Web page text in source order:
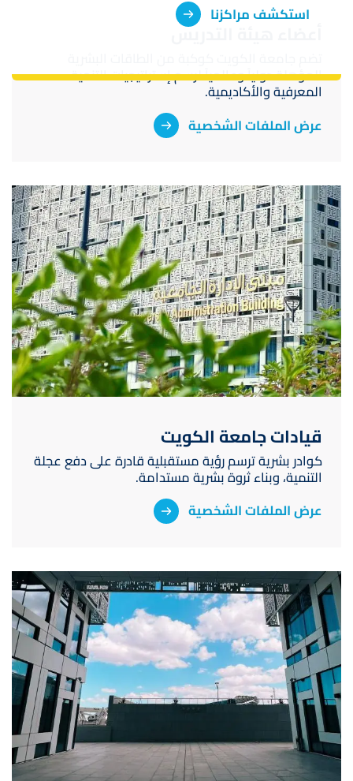
استكشف مراكزنا
أعضاء هيئة التدريس
المؤهلة دولياً وعالمياً لرسم إستراتيجيات التنمية
المعرفية والأكاديمية.
عرض الملفات الشخصية
صورة
قيادات جامعة الكويت
كوادر بشرية ترسم رؤية مستقبلية قادرة على دفع عجلة
التنمية، وبناء ثروة بشرية مستدامة.
عرض الملفات الشخصية
صورة